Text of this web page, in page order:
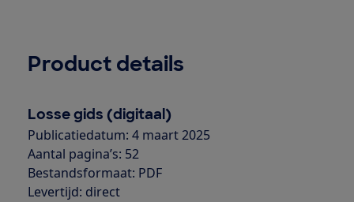
Product details
Losse gids (digitaal)
Publicatiedatum: 4 maart 2025
Aantal pagina’s: 52
Bestandsformaat: PDF
Levertijd: direct